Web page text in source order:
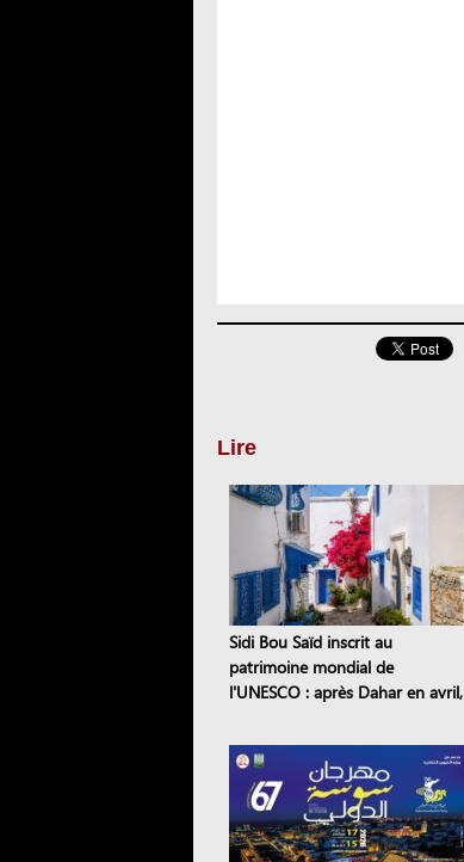
Lire
Sidi Bou Saïd inscrit au
patrimoine mondial de
l'UNESCO : après Dahar en avril,